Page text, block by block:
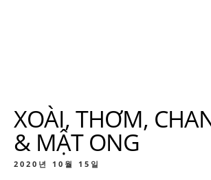
XOÀI, THƠM,
& MẬT ONG
2020년 10월 15일